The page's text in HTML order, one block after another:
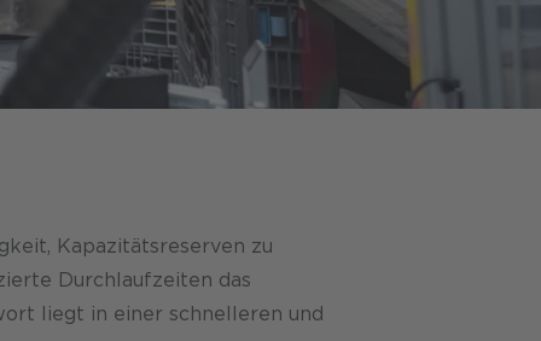
Kapazitätsreserven zu
Durchlaufzeiten das
liegt in einer schnelleren und